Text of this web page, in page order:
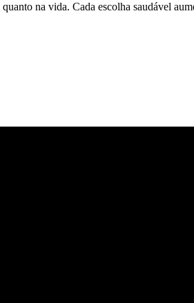
na vida. Cada escolha saudável